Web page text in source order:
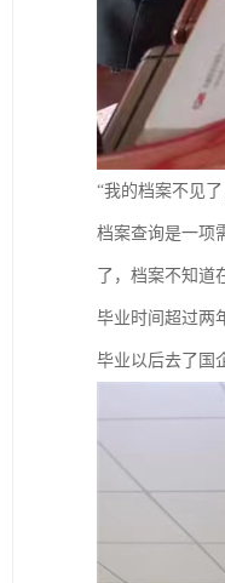
“我的档案不见
档案查询是一项
了，档案不知道
毕业时间超过两
毕业以后去了国